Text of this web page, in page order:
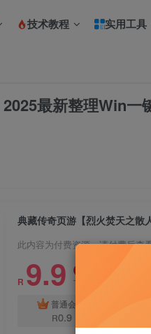
技术教程 实用工具
最新整理Win一
此内容为付费资源，请付费后查
R 9.9 R
普通会员
R0.9